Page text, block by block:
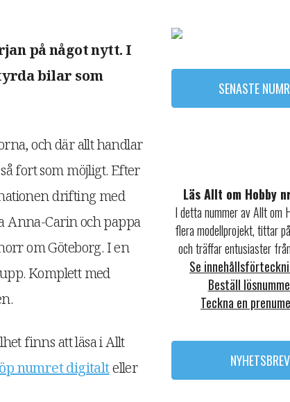
på något nytt. I
bilar som
och där allt handlar
fort som möjligt. Efter
drifting med
Anna-Carin och pappa
om Göteborg. I en
Komplett med
finns att läsa i Allt
numret digitalteller
SENASTE
Läs Allt om Hobby
I detta nummer av Allt om
flera modellprojekt, tittar
och träffar entusiaster
Se
Beställ
Teckna en
NYHETSBREV